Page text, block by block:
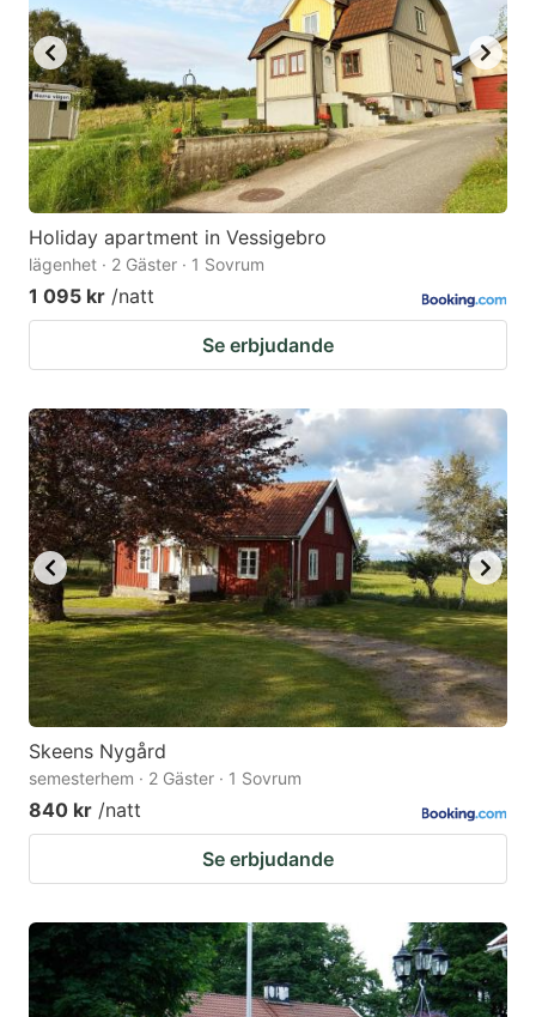
key
to
get
the
keyboard
shortcuts
for
changing
dates.
key
to
get
the
keyboard
shortcuts
Holiday apartment in Vessigebro
lägenhet · 2 Gäster · 1 Sovrum
1 095 kr /natt
Se erbjudande
Skeens Nygård
semesterhem · 2 Gäster · 1 Sovrum
840 kr /natt
Se erbjudande